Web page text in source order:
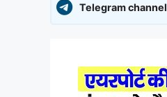
Telegram channel